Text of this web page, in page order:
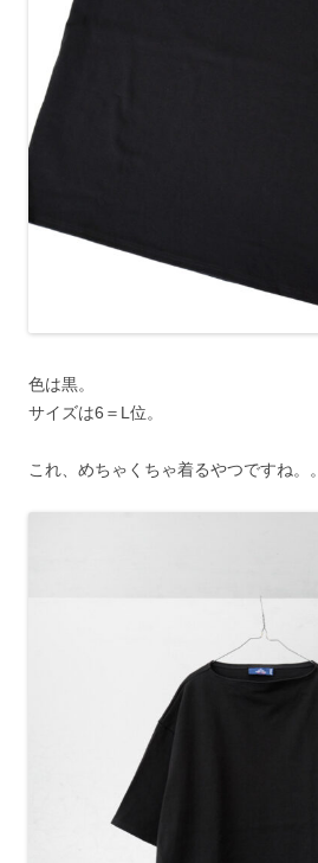
色は黒。
サイズは6＝L位。
これ、めちゃくちゃ着るやつですね。。